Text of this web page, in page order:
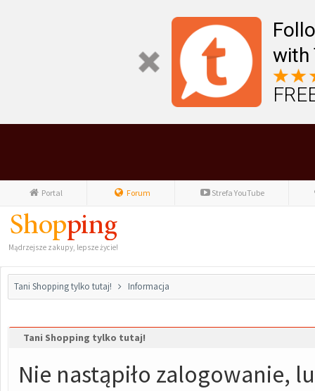
with
Portal Forum Strefa YouTube
Mądrzejsze zakupy, lepsze życie!
Tani Shopping tylko tutaj! Informacja
Tani Shopping tylko tutaj!
Nie nastąpiło zalogowanie,